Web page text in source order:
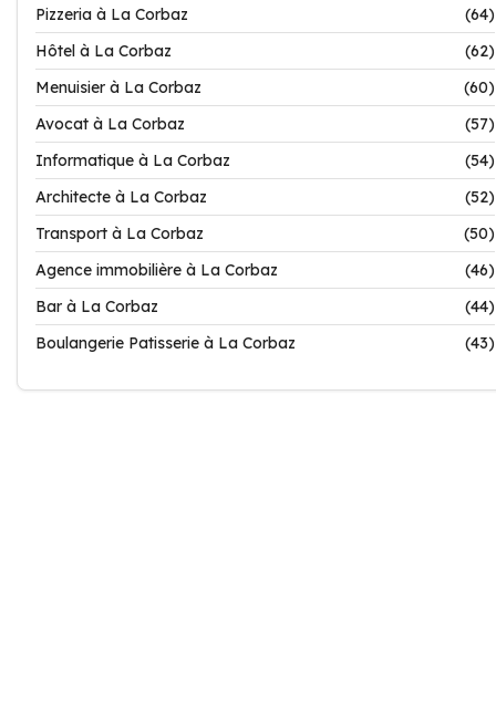
Pizzeria à La Corbaz
(64)
Hôtel à La Corbaz
(62)
Menuisier à La Corbaz
(60)
Avocat à La Corbaz
(57)
Informatique à La Corbaz
(54)
Architecte à La Corbaz
(52)
Transport à La Corbaz
(50)
Agence immobilière à La Corbaz
(46)
Bar à La Corbaz
(44)
Boulangerie Patisserie à La Corbaz
(43)